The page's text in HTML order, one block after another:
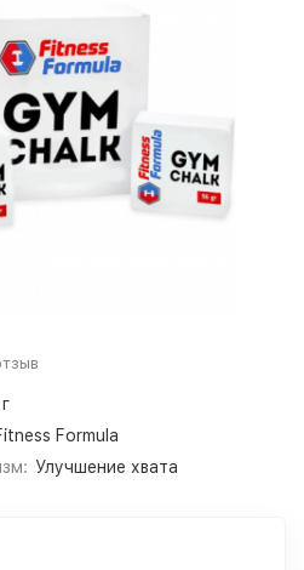
Formula
Улучшение хвата